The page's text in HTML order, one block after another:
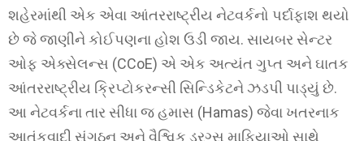
શહેરમાંથી એક એવા આંતરરાષ્ટ્રીય નેટવર્કનો પર્દાફાશ થયો
છે જે જાણીને કોઈપણના હોશ ઉડી જાય. સાયબર સેન્ટર
ઓફ એક્સેલન્સ (CCoE) એ એક અત્યંત ગુપ્ત અને ઘાતક
આંતરરાષ્ટ્રીય ક્રિપ્ટોકરન્સી સિન્ડિકેટને ઝડપી પાડ્યું છે.
આ નેટવર્કના તાર સીધા જ હમાસ (Hamas) જેવા ખતરનાક
આતંકવાદી સંગઠન અને વૈશ્વિક ડ્રગ્સ માફિયાઓ સાથે